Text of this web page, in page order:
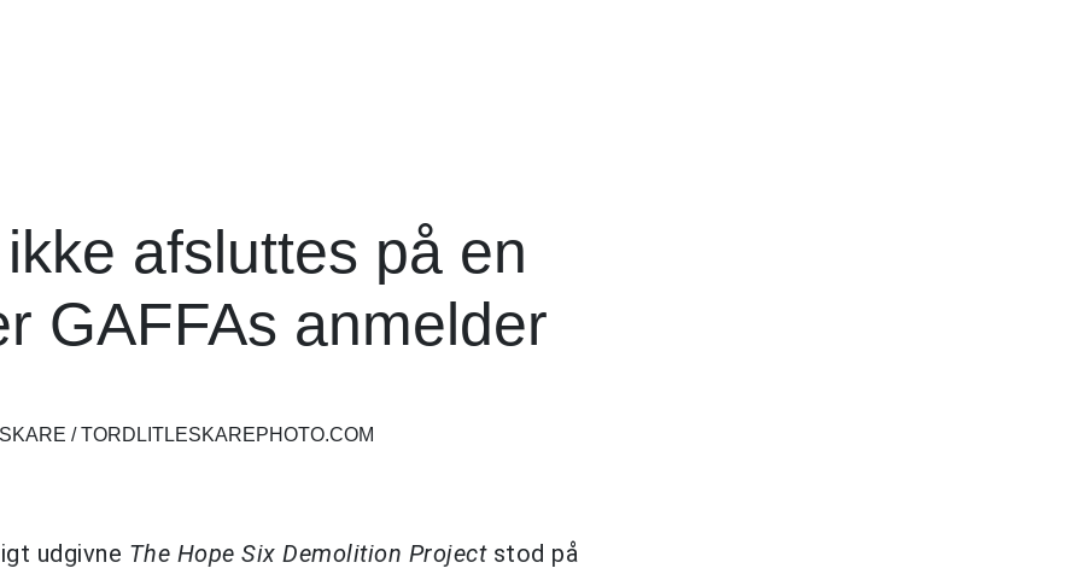
afsluttes på en
GAFFAs anmelder
/ TORDLITLESKAREPHOTO.COM
udgivne The Hope Six Demolition Projectstod på